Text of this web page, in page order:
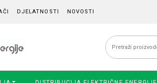
DJELATNOSTI NOVOSTI
Pretraži: